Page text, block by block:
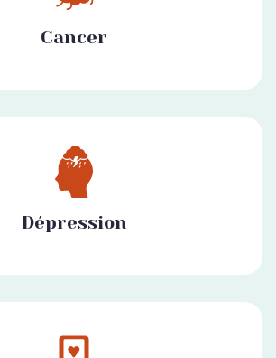
Cancer
Dépression